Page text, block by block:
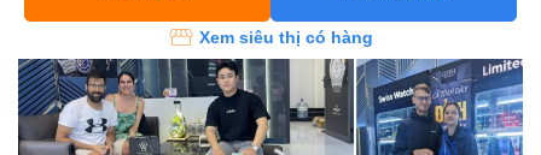
Xem siêu thị có hàng